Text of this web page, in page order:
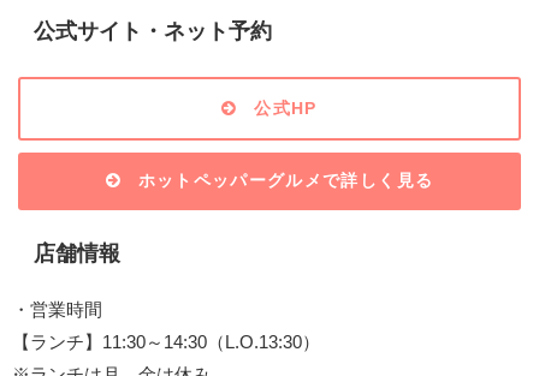
公式サイト・ネット予約
公式HP
ホットペッパーグルメで詳しく見る
店舗情報
・営業時間
【ランチ】11:30～14:30（L.O.13:30）